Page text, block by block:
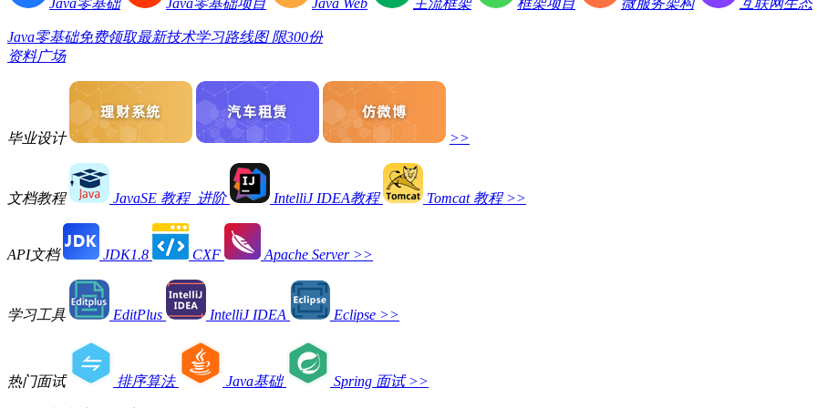
Java零基础 Java零基础项目 Java Web 主流框架 框架项目 微服务架构 互联网生态
Java零基础免费领取最新技术学习路线图 限300份
资料广场
毕业设计 >>
文档教程 JavaSE 教程_进阶 IntelliJ IDEA教程 Tomcat 教程 >>
API文档 JDK1.8 CXF Apache Server >>
学习工具 EditPlus IntelliJ IDEA Eclipse >>
热门面试 排序算法 Java基础 Spring 面试 >>